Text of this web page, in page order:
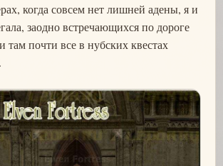
когда совсем нет лишней адены, я и
заодно встречающихся по дороге
там почти все в нубских квестах